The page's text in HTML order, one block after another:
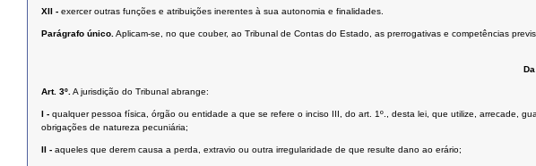
XII - exercer outras funções e atribuições inerentes à sua autonomia e finalidades.
Parágrafo único.Aplicam-se, no que couber, ao Tribunal de Contas do Estado, as prerrogativas e competências
Art. 3º.A jurisdição do Tribunal abrange:
I - qualquer pessoa física, órgão ou entidade a que se refere o inciso III, do art. 1º., desta lei, que utilize, arrecade,
obrigações de natureza pecuniária;
II - aqueles que derem causa a perda, extravio ou outra irregularidade de que resulte dano ao erário;